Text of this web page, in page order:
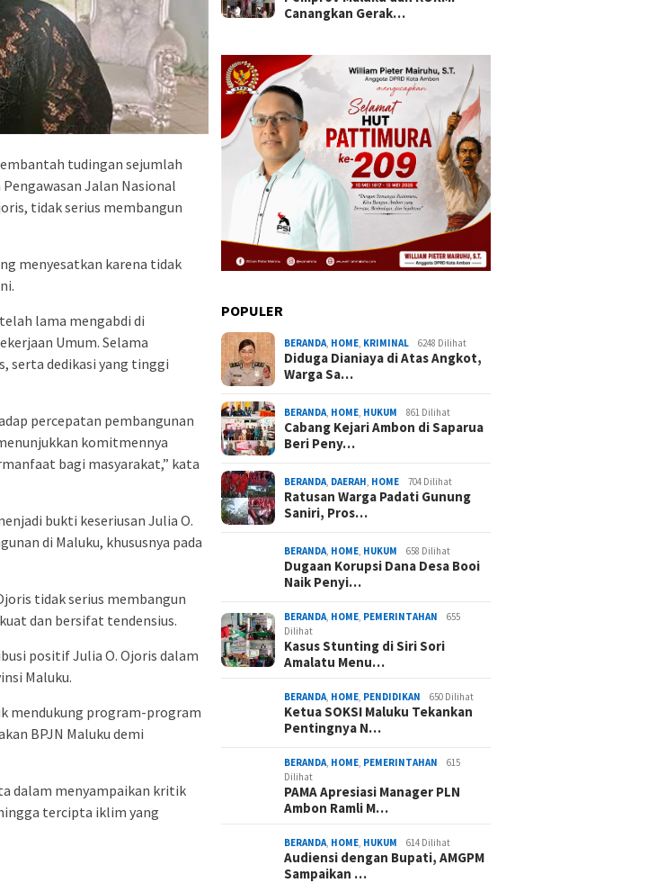
tudingan sejumlah
Jalan Nasional
tidak serius membangun
menyesatkan karena tidak
lama mengabdi di
Umum. Selama
serta dedikasi yang tinggi
percepatan pembangunan
komitmennya
bagi masyarakat,” kata
bukti keseriusan Julia O.
di Maluku, khususnya pada
tidak serius membangun
dan bersifat tendensius.
positif Julia O. Ojoris dalam
Maluku.
mendukung program-program
BPJN Maluku demi
dalam menyampaikan kritik
tercipta iklim yang
Canangkan Gerak…
POPULER
BERANDA HOME KRIMINAL 6248 Dilihat
Diduga Dianiaya di Atas Angkot,
Warga Sa…
BERANDA HOME HUKUM 861 Dilihat
Cabang Kejari Ambon di Saparua
Beri Peny…
BERANDA DAERAH HOME 704 Dilihat
Ratusan Warga Padati Gunung
Saniri, Pros…
BERANDA HOME HUKUM 658 Dilihat
Dugaan Korupsi Dana Desa Booi
Naik Penyi…
BERANDA HOME PEMERINTAHAN
655
Dilihat
Kasus Stunting di Siri Sori
Amalatu Menu…
BERANDA HOME PENDIDIKAN 650 Dilihat
Ketua SOKSI Maluku Tekankan
Pentingnya N…
BERANDA HOME PEMERINTAHAN
615
Dilihat
PAMA Apresiasi Manager PLN
Ambon Ramli M…
BERANDA HOME HUKUM 614 Dilihat
Audiensi dengan Bupati, AMGPM
Sampaikan …